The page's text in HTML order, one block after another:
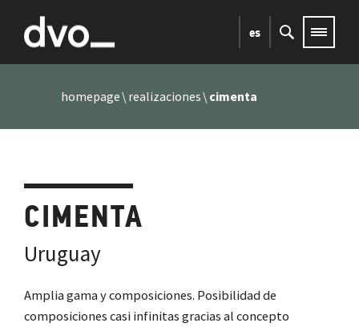
es
homepage realizaciones cimenta
CIMENTA
Uruguay
Amplia gama y composiciones. Posibilidad de
composiciones casi infinitas gracias al concepto